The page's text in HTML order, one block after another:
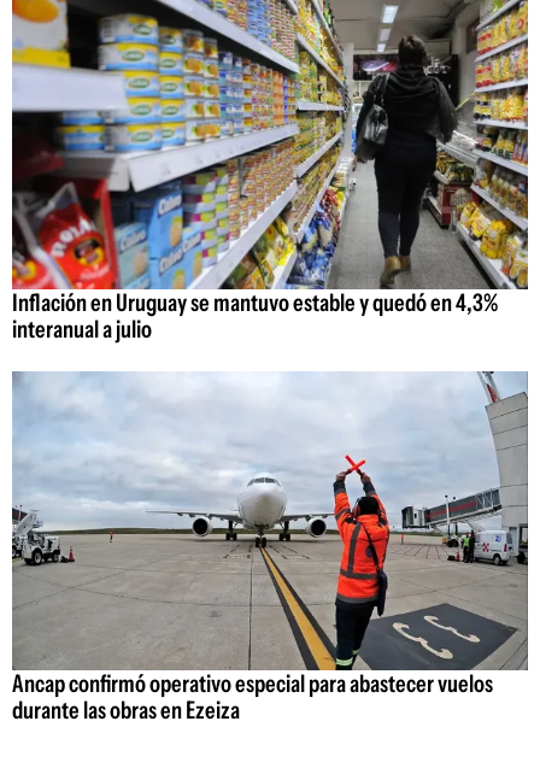
Inflación en Uruguay se mantuvo estable y quedó en 4,3%
interanual a julio
Ancap confirmó operativo especial para abastecer vuelos
durante las obras en Ezeiza